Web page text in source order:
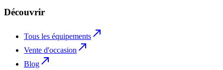
Découvrir
Tous les équipements
Vente d'occasion
Blog